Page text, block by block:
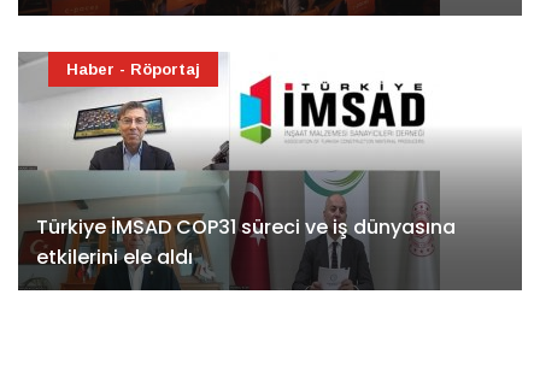
Türkiye İMSAD COP31 süreci ve iş dünyasına
etkilerini ele aldı
Haber - Röportaj